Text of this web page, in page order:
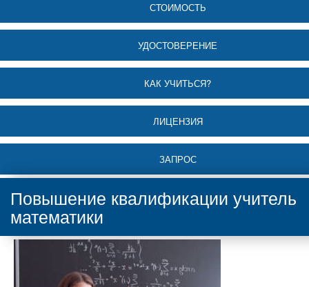
СТОИМОСТЬ
УДОСТОВЕРЕНИЕ
КАК УЧИТЬСЯ?
ЛИЦЕНЗИЯ
ЗАПРОС
Повышение квалификации учитель
математики